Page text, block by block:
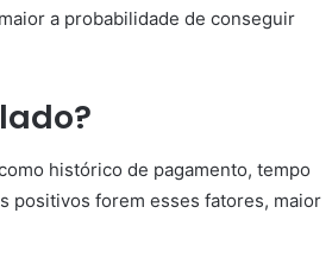
a probabilidade de conseguir
histórico de pagamento, tempo
positivos forem esses fatores, maior